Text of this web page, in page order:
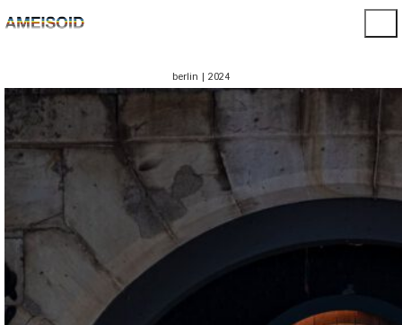
berlin | 2024